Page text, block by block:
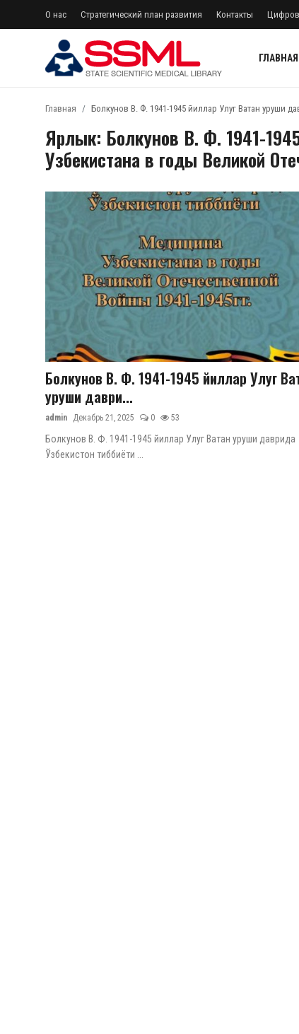
О нас Стратегический план развития Контакты
ГЛАВНАЯ
регистр
Архив журналов Узбекистана
Стратегический план развития
Цифровые коллекции
История здравоохранения Узбекистана
Периодические издания
Фотогалерея
Главная Болкунов В. Ф. 1941-1945 йиллар Улуг Ватан уруши
Ярлык: Болкунов В. Ф. 1941-
Узбекистана в годы Великой
Болкунов В. Ф. 1941-1945 йиллар Улуг
уруши даври...
admin Декабрь 21, 2025 0 53
Болкунов В. Ф. 1941-1945 йиллар Улуг Ватан уруши даврида
Ўзбекистон тиббиёти ...